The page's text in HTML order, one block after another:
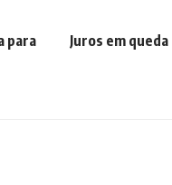
para
Juros em